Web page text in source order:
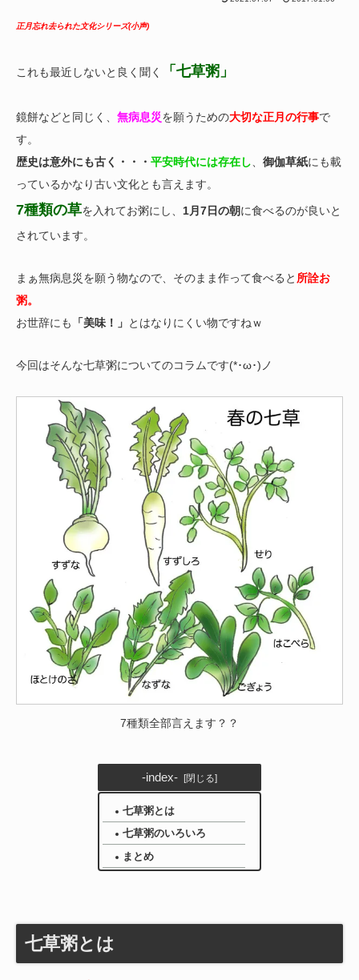
正月忘れ去られた文化シリーズ(小声)
これも最近しないと良く聞く 「七草粥」
鏡餅などと同じく、 無病息災を願うための大切な正月の行事で
す。
歴史は意外にも古く・・・ 平安時代には存在し 御伽草紙にも載
っているかなり古い文化とも言えます。
7種類の草を入れてお粥にし、 1月7日の朝に食べるのが良いと
されています。
まぁ無病息災を願う物なので、そのまま作って食べると 所詮お
粥。
お世辞にも
「美味！」 とはなりにくい物ですねｗ
今回はそんな七草粥についてのコラムです(*･ω･)ノ
7種類全部言えます？？
-index-
七草粥とは
七草粥のいろいろ
まとめ
七草粥とは